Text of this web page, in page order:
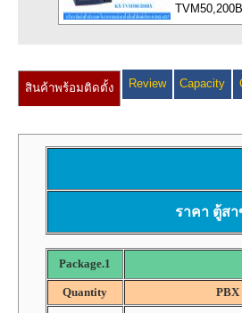
สินค้าพร้อมติดตั้ง Review Capacity
ราคา ตู้ส
Package.1
Quantity PBX